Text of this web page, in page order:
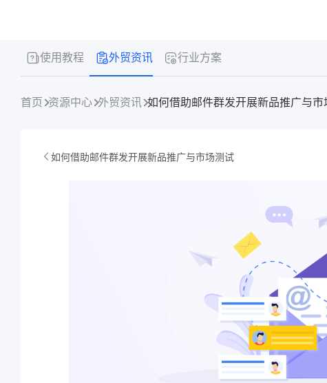
使用教程 外贸资讯 行业方案
首页 资源中心 外贸资讯 如何借助邮件群发开展新品推广与市
如何借助邮件群发开展新品推广与市场测试